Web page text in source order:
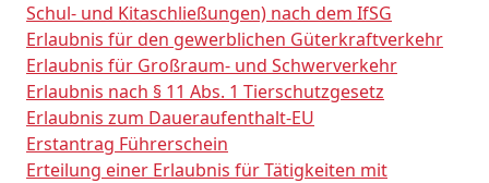
Schul- und Kitaschließungen) nach dem IfSG
Erlaubnis für den gewerblichen Güterkraftverkehr
Erlaubnis für Großraum- und Schwerverkehr
Erlaubnis nach § 11 Abs. 1 Tierschutzgesetz
Erlaubnis zum Daueraufenthalt-EU
Erstantrag Führerschein
Erteilung einer Erlaubnis für Tätigkeiten mit